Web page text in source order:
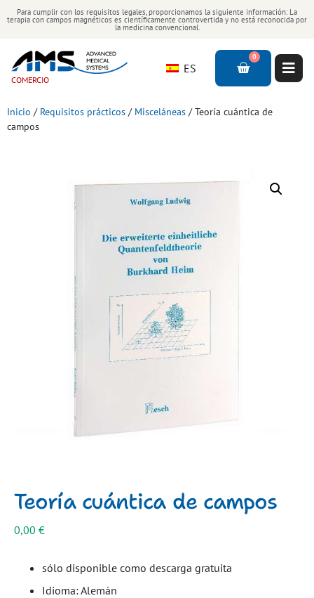
Para cumplir con los requisitos legales, proporcionamos la siguiente información: La
terapia con campos magnéticos es científicamente controvertida y no está reconocida por
la medicina convencional.
COMERCIO
ES
0
Inicio / Requisitos prácticos / Misceláneas / Teoría cuántica de
campos
Teoría cuántica de campos
0,00 €
sólo disponible como descarga gratuita
Idioma: Alemán